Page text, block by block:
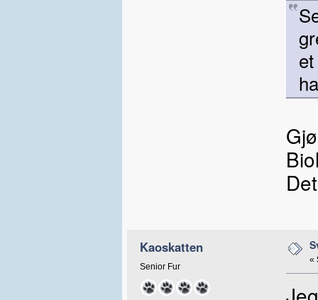
Kaoskatten
Senior Fur
«